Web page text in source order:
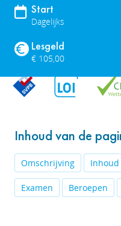
Start
Dagelijks
Lesgeld
€ 105,00
Inhoud van de
Omschrijving Inhoud
Examen Beroepen